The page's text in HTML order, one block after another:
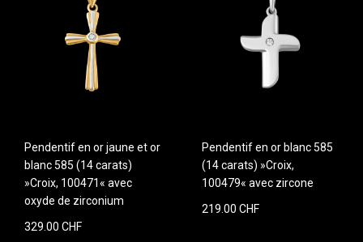
Pendentif en or jaune et or
blanc 585 (14 carats)
»Croix, 100471« avec
oxyde de zirconium
329.00 CHF
Pendentif en or blanc 585
(14 carats) »Croix,
100479« avec zircone
219.00 CHF